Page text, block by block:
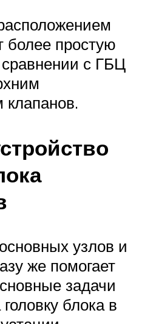
более простую
с ГБЦ
узлов и
же помогает
задачи
блока в